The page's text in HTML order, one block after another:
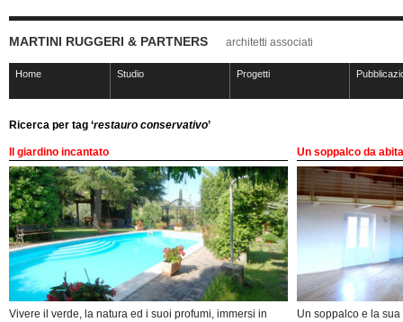
MARTINI RUGGERI & PARTNERS architetti associati
Home Studio Progetti
Ricerca per tag ‘restauro conservativo’
Il giardino incantato
Vivere il verde, la natura ed i suoi profumi, immersi in
Un soppalco da
Un soppalco e la